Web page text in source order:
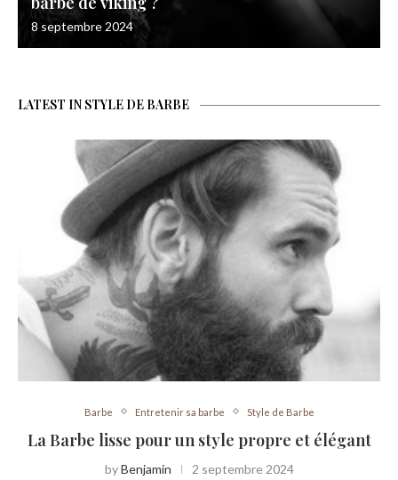
8 septembre 2024
LATEST IN STYLE DE BARBE
Barbe Entretenir sa barbe Style de Barbe
La Barbe lisse pour un style propre et élégant
byBenjamin 2 septembre 2024